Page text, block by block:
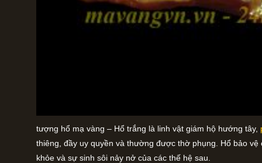
tượng hổ mạ vàng – Hổ trắng là linh vật giám hộ hướng tây,
thiêng, đầy uy quyền và thường được thờ phụng. Hổ bảo
khỏe và sự sinh sôi nảy nở của các thế hệ sau.